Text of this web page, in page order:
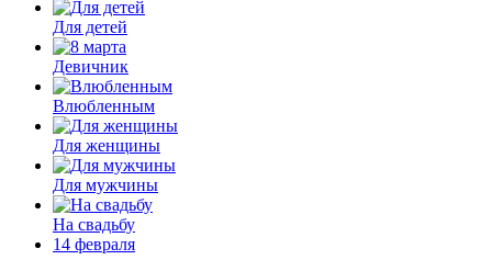
Для детей
Девичник
Влюбленным
Для женщины
Для мужчины
На свадьбу
14 февраля